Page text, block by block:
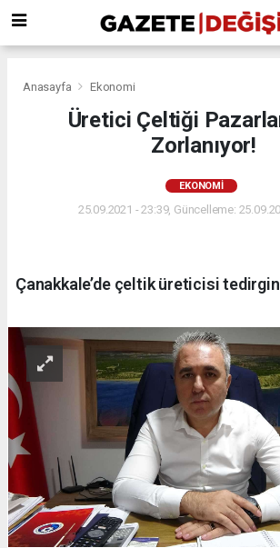
Anasayfa Ekonomi
Üretici Çeltiği
Zorlanıyor!
EKONOMI
25.09.2021 - 23:39, Güncelleme:
Çanakkale’de çeltik üreticisi tedirgin